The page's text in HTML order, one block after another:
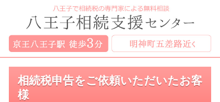
相続税申告をご依頼いただいたお客
様